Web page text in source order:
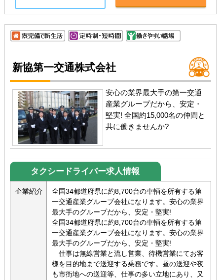
新協第一交通株式会社
安心の業界最大手の第一交通
産業グループだから、安定・
堅実! 全国約15,000名の仲間と
共に働きませんか?
タクシードライバー求人情報
企業紹介
全国34都道府県に約8,700台の車輌を所有する第
一交通産業グループ会社になります。安心の業界
最大手のグループだから、安定・堅実!
全国34都道府県に約8,700台の車輌を所有する第
一交通産業グループ会社になります。安心の業界
最大手のグループだから、安定・堅実!
仕事は無線営業と流し営業、待機営業にてお客
様を目的地まで送迎する乗務です。昼の送迎や夜
も市街地への送迎等、仕事の多い立地にあり、又